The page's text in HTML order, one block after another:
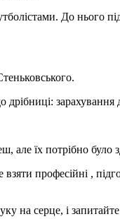
До нього
зарахування
але їх потрібно було
професійні ,
на серце, і